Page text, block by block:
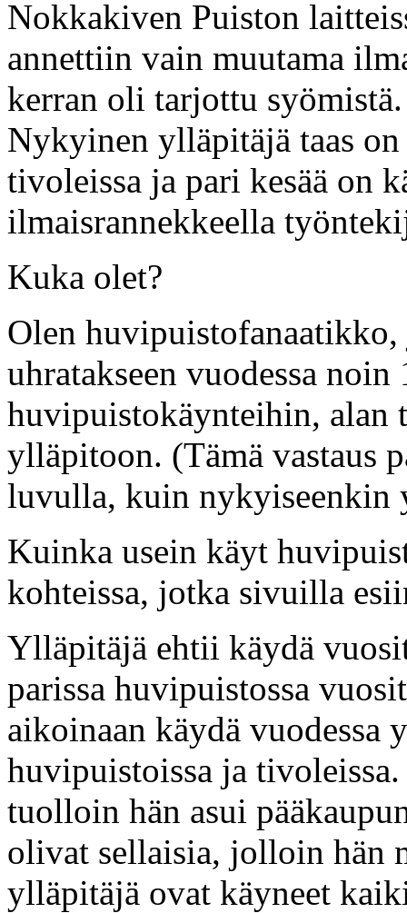
Nokkakiven Puiston
annettiin vain muutama
kerran oli tarjottu syömistä.
Nykyinen ylläpitäjä taas
tivoleissa ja pari kesää on
ilmaisrannekkeella
Kuka olet?
Olen
uhratakseen vuodessa
huvipuistokäynteihin, alan
ylläpitoon. (Tämä vastaus
luvulla, kuin nykyiseenkin
Kuinka usein käyt
kohteissa, jotka sivuilla
Ylläpitäjä ehtii käydä
parissa huvipuistossa
aikoinaan käydä vuodessa
huvipuistoissa ja
tuolloin hän asui
olivat sellaisia, jolloin hän
ylläpitäjä ovat käyneet